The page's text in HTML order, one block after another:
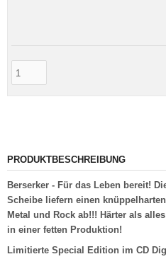
PRODUKTBESCHREIBUNG
Berserker - Für das Leben bereit!
Scheibe liefern einen
Metal und Rock ab!!! Härter als
in einer fetten Produktion!
Limitierte Special Edition im CD